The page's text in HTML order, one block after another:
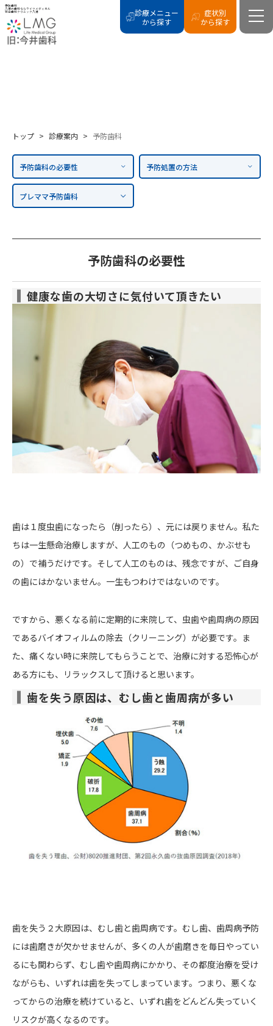
予防歯科
八潮の歯科ならライフメディカル
総合歯科クリニック八潮
診療メニュー
から探す
症状別
から探す
トップ > 診療案内 > 予防歯科
予防歯科の必要性 予防処置の方法
プレママ予防歯科
予防歯科の必要性
健康な歯の大切さに気付いて頂きたい
歯は１度虫歯になったら（削ったら）、元には戻りません。私た
ちは一生懸命治療しますが、人工のもの（つめもの、かぶせも
の）で補うだけです。そして人工のものは、残念ですが、ご自身
の歯にはかないません。一生もつわけではないのです。
ですから、悪くなる前に定期的に来院して、虫歯や歯周病の原因
であるバイオフィルムの除去（クリーニング）が必要です。ま
た、痛くない時に来院してもらうことで、治療に対する恐怖心が
ある方にも、リラックスして頂けると思います。
歯を失う原因は、むし歯と歯周病が多い
歯を失う２大原因は、むし歯と歯周病です。むし歯、歯周病予防
には歯磨きが欠かせませんが、多くの人が歯磨きを毎日やってい
るにも関わらず、むし歯や歯周病にかかり、その都度治療を受け
ながらも、いずれは歯を失ってしまっています。つまり、悪くな
ってからの治療を続けていると、いずれ歯をどんどん失っていく
リスクが高くなるのです。